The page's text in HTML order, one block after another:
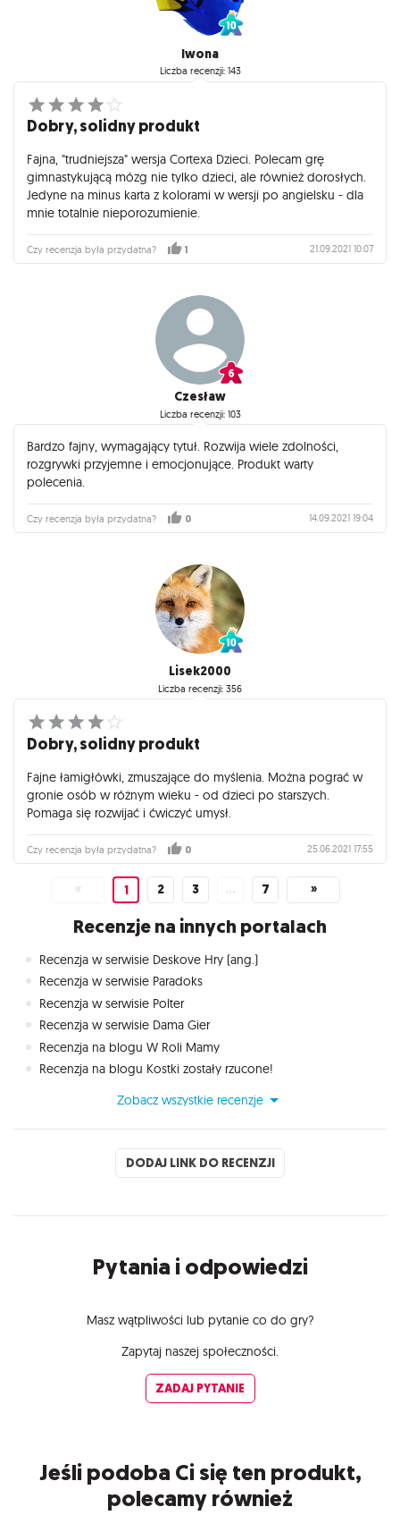
Iwona
Liczba recenzji: 143
Dobry, solidny produkt
Fajna, "trudniejsza" wersja Cortexa Dzieci. Polecam grę
gimnastykującą mózg nie tylko dzieci, ale również dorosłych.
Jedyne na minus karta z kolorami w wersji po angielsku - dla
mnie totalnie nieporozumienie.
Czy recenzja była przydatna? 1 21.09.2021 10:07
Czesław
Liczba recenzji: 103
Bardzo fajny, wymagający tytuł. Rozwija wiele zdolności,
rozgrywki przyjemne i emocjonujące. Produkt warty
polecenia.
Czy recenzja była przydatna? 0 14.09.2021 19:04
Lisek2000
Liczba recenzji: 356
Dobry, solidny produkt
Fajne łamigłówki, zmuszające do myślenia. Można pograć w
gronie osób w różnym wieku - od dzieci po starszych.
Pomaga się rozwijać i ćwiczyć umysł.
Czy recenzja była przydatna? 0 25.06.2021 17:55
« 1 2 3 … 7 »
Recenzje na innych portalach
Recenzja w serwisie Deskove Hry (ang.)
Recenzja w serwisie Paradoks
Recenzja w serwisie Polter
Recenzja w serwisie Dama Gier
Recenzja na blogu W Roli Mamy
Recenzja na blogu Kostki zostały rzucone!
Zobacz wszystkie recenzje
DODAJ LINK DO RECENZJI
Pytania i odpowiedzi
Masz wątpliwości lub pytanie co do gry?
Zapytaj naszej społeczności.
ZADAJ PYTANIE
Jeśli podoba Ci się ten produkt,
polecamy również